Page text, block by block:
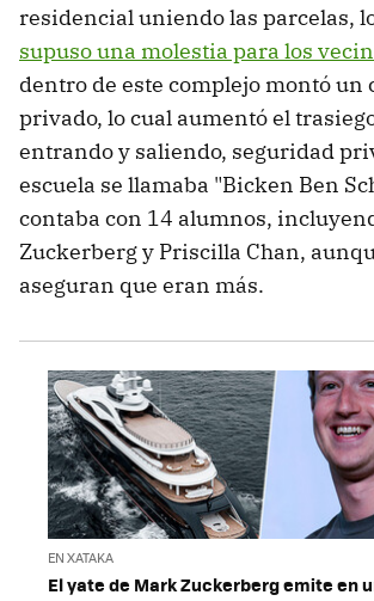
residencial uniendo las parcelas,
supuso una molestia para los
dentro de este complejo montó un
privado, lo cual aumentó el
entrando y saliendo, seguridad
escuela se llamaba "Bicken Ben
contaba con 14 alumnos,
Zuckerberg y Priscilla Chan,
aseguran que eran más.
EN XATAKA
El yate de Mark Zuckerberg emite en